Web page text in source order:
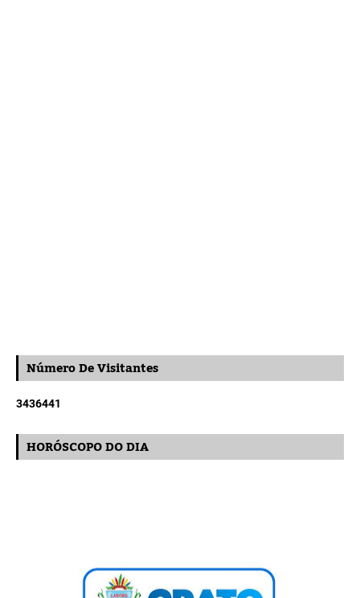
Número De Visitantes
3436441
HORÓSCOPO DO DIA